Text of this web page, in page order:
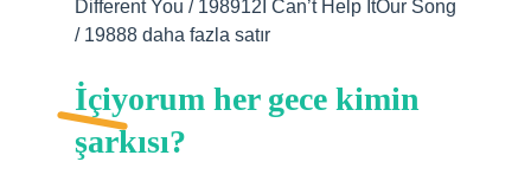
Different You / 198912I Can’t Help ItOur Song
/ 19888 daha fazla satır
İçiyorum her gece kimin
şarkısı?